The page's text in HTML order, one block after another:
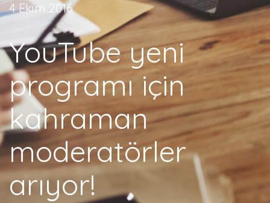
4 Ekim 2016
YouTube yeni
programı için
kahraman
moderatörler
arıyor!